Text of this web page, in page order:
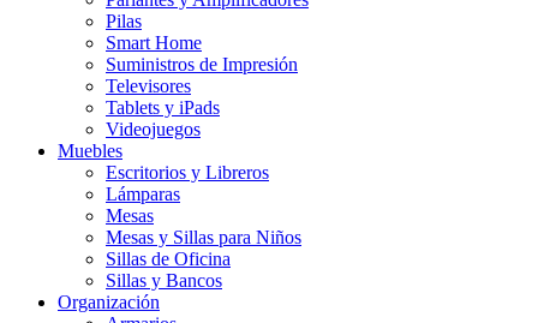
Pilas
Smart Home
Suministros de Impresión
Televisores
Tablets y iPads
Videojuegos
Muebles
Escritorios y Libreros
Lámparas
Mesas
Mesas y Sillas para Niños
Sillas de Oficina
Sillas y Bancos
Organización